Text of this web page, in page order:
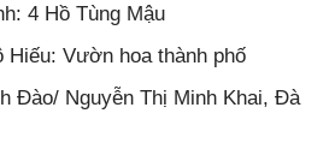
4 Hồ Tùng Mậu
Hiếu: Vườn hoa thành phố
Đào/ Nguyễn Thị Minh Khai, Đà